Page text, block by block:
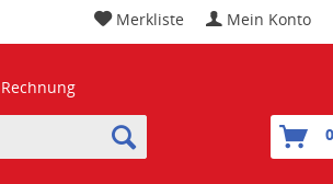
Mein Konto
Merkliste
Rechnung
0